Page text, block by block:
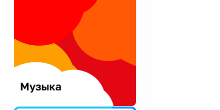
Екатеринбург
Калининград
Калуга